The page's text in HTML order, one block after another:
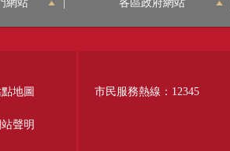
網站 各區政府網站
地圖
聲明
市民服務熱線：12345